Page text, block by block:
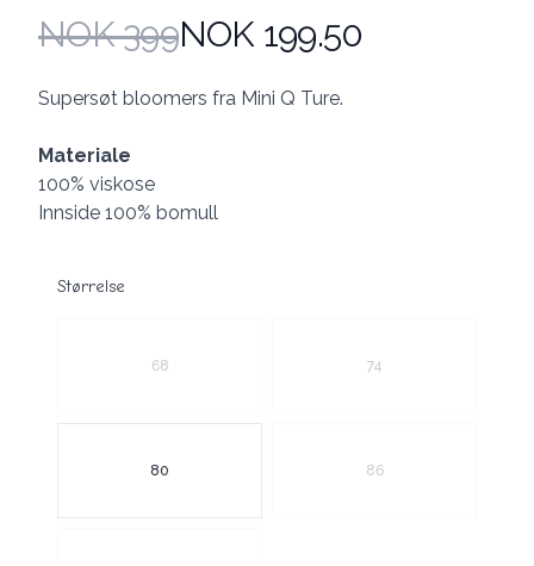
Produktdetaljer
NOK 399NOK 199.50
Description
Supersøt bloomers fra Mini Q Ture.
Materiale
100% viskose
Innside 100% bomull
Størrelse
68 74
80 86